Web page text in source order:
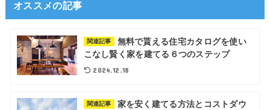
オススメの記事
関連記事
無料で貰える住宅カタログを使い
こなし賢く家を建てる６つのステップ
2024.12.18
関連記事
家を安く建てる方法とコストダウ